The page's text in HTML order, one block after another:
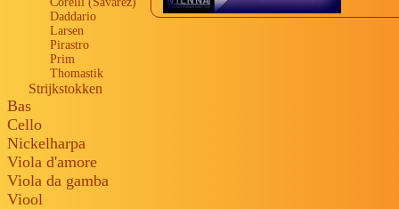
Daddario
Larsen
Pirastro
Prim
Thomastik
Strijkstokken
Bas
Cello
Nickelharpa
Viola d'amore
Viola da gamba
Viool